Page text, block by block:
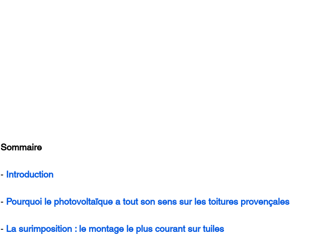
Sommaire
- Introduction
- Pourquoi le photovoltaïque a tout son sens sur les toitures provençales
- La surimposition : le montage le plus courant sur tuiles